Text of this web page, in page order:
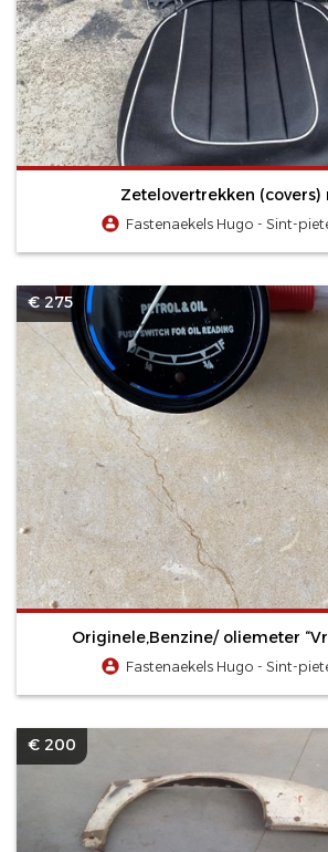
Zetelovertrekken (covers)
Fastenaekels Hugo - Sint-
€ 275
Originele,Benzine/ oliemeter
Fastenaekels Hugo - Sint-
€ 200